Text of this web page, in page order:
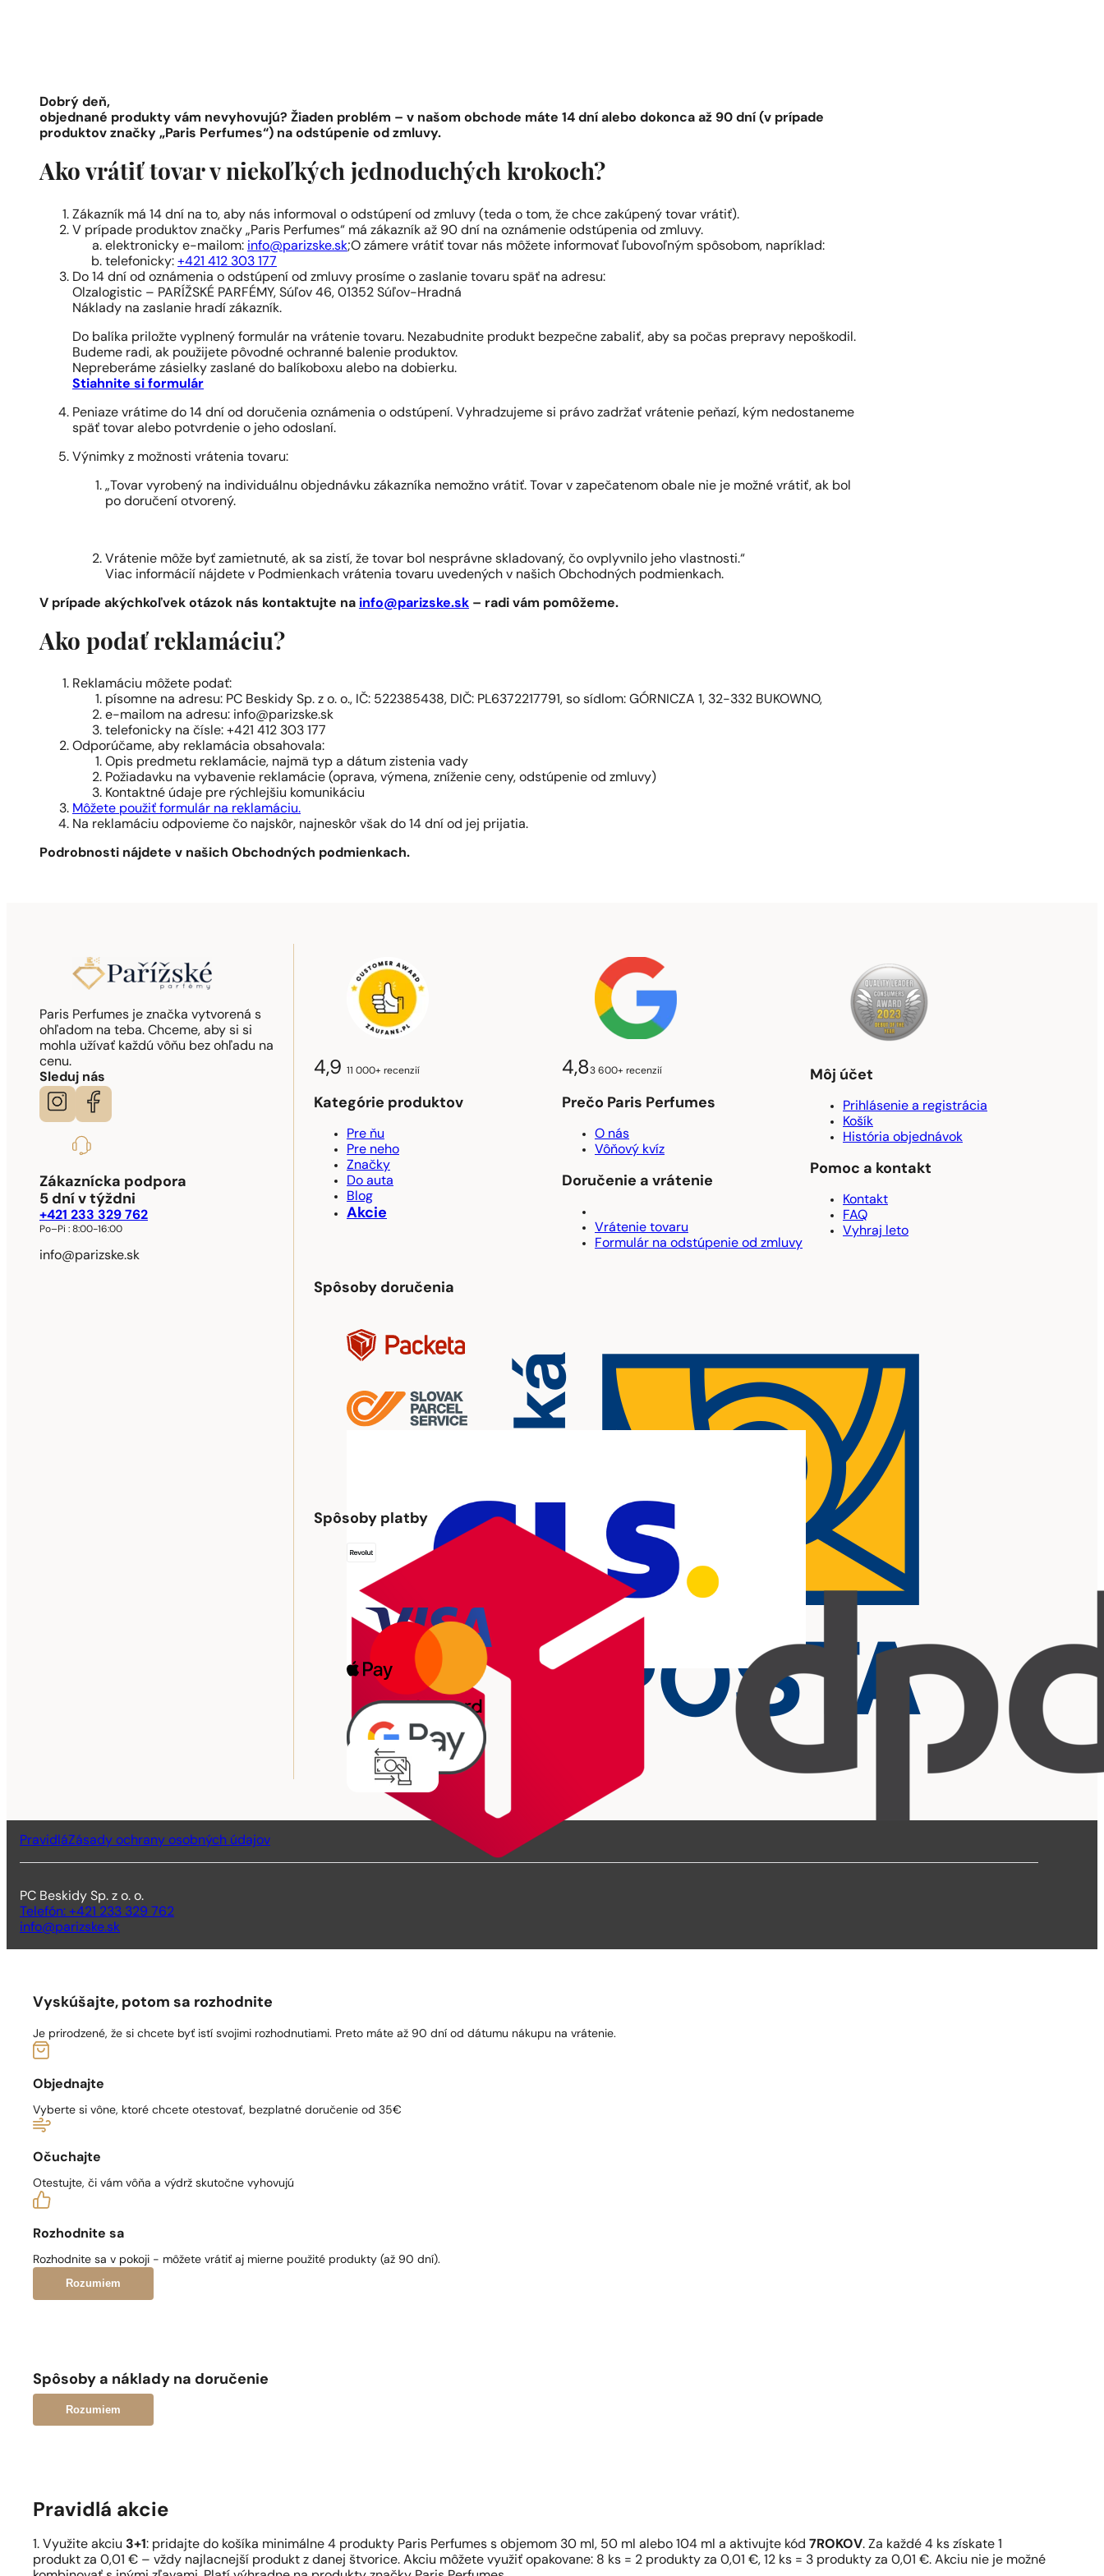
Dobrý deň,
objednané produkty vám nevyhovujú? Žiaden problém – v našom obchode máte 14 dní alebo dokonca až 90 dní (v prípade
produktov značky „Paris Perfumes“) na odstúpenie od zmluvy.
Ako vrátiť tovar v niekoľkých jednoduchých krokoch?
Zákazník má 14 dní na to, aby nás informoval o odstúpení od zmluvy (teda o tom, že chce zakúpený tovar vrátiť).
V prípade produktov značky „Paris Perfumes“ má zákazník až 90 dní na oznámenie odstúpenia od zmluvy.
elektronicky e-mailom: info@parizske.sk;O zámere vrátiť tovar nás môžete informovať ľubovoľným spôsobom, napríklad:
telefonicky: +421 412 303 177
Do 14 dní od oznámenia o odstúpení od zmluvy prosíme o zaslanie tovaru späť na adresu:
Olzalogistic – PARÍŽSKÉ PARFÉMY, Súľov 46, 01352 Súľov-Hradná
Náklady na zaslanie hradí zákazník.
Do balíka priložte vyplnený formulár na vrátenie tovaru. Nezabudnite produkt bezpečne zabaliť, aby sa počas prepravy nepoškodil.
Budeme radi, ak použijete pôvodné ochranné balenie produktov.
Nepreberáme zásielky zaslané do balíkoboxu alebo na dobierku.
Stiahnite si formulár
Peniaze vrátime do 14 dní od doručenia oznámenia o odstúpení. Vyhradzujeme si právo zadržať vrátenie peňazí, kým nedostaneme
späť tovar alebo potvrdenie o jeho odoslaní.
Výnimky z možnosti vrátenia tovaru:
„Tovar vyrobený na individuálnu objednávku zákazníka nemožno vrátiť. Tovar v zapečatenom obale nie je možné vrátiť, ak bol
po doručení otvorený.
Vrátenie môže byť zamietnuté, ak sa zistí, že tovar bol nesprávne skladovaný, čo ovplyvnilo jeho vlastnosti.“
Viac informácií nájdete v Podmienkach vrátenia tovaru uvedených v našich Obchodných podmienkach.
V prípade akýchkoľvek otázok nás kontaktujte na info@parizske.sk – radi vám pomôžeme.
Ako podať reklamáciu?
Reklamáciu môžete podať:
písomne na adresu: PC Beskidy Sp. z o. o., IČ: 522385438, DIČ: PL6372217791, so sídlom: GÓRNICZA 1, 32-332 BUKOWNO,
e-mailom na adresu: info@parizske.sk
telefonicky na čísle: +421 412 303 177
Odporúčame, aby reklamácia obsahovala:
Opis predmetu reklamácie, najmä typ a dátum zistenia vady
Požiadavku na vybavenie reklamácie (oprava, výmena, zníženie ceny, odstúpenie od zmluvy)
Kontaktné údaje pre rýchlejšiu komunikáciu
Môžete použiť formulár na reklamáciu.
Na reklamáciu odpovieme čo najskôr, najneskôr však do 14 dní od jej prijatia.
Podrobnosti nájdete v našich Obchodných podmienkach.
Paris Perfumes je značka vytvorená s
ohľadom na teba. Chceme, aby si si
mohla užívať každú vôňu bez ohľadu na
cenu.
Sleduj nás
Zákaznícka podpora
5 dní v týždni
+421 233 329 762
Po–Pi : 8:00-16:00
info@parizske.sk
4,9 11 000+ recenzií
Kategórie produktov
Pre ňu
Pre neho
Značky
Do auta
Blog
Akcie
4,83 600+ recenzií
Prečo Paris Perfumes
O nás
Vôňový kvíz
Doručenie a vrátenie
Vrátenie tovaru
Formulár na odstúpenie od zmluvy
Môj účet
Prihlásenie a registrácia
Košík
História objednávok
Pomoc a kontakt
Kontakt
FAQ
Vyhraj leto
Spôsoby doručenia
Spôsoby platby
PravidláZásady ochrany osobných údajov
PC Beskidy Sp. z o. o.
Telefón: +421 233 329 762
info@parizske.sk
Vyskúšajte, potom sa rozhodnite
Je prirodzené, že si chcete byť istí svojimi rozhodnutiami. Preto máte až 90 dní od dátumu nákupu na vrátenie.
Objednajte
Vyberte si vône, ktoré chcete otestovať, bezplatné doručenie od 35€
Očuchajte
Otestujte, či vám vôňa a výdrž skutočne vyhovujú
Rozhodnite sa
Rozhodnite sa v pokoji - môžete vrátiť aj mierne použité produkty (až 90 dní).
Rozumiem
Spôsoby a náklady na doručenie
Rozumiem
Pravidlá akcie
1. Využite akciu 3+1: pridajte do košíka minimálne 4 produkty Paris Perfumes s objemom 30 ml, 50 ml alebo 104 ml a aktivujte kód 7ROKOV. Za každé 4 ks získate 1
produkt za 0,01 € – vždy najlacnejší produkt z danej štvorice. Akciu môžete využiť opakovane: 8 ks = 2 produkty za 0,01 €, 12 ks = 3 produkty za 0,01 €. Akciu nie je možné